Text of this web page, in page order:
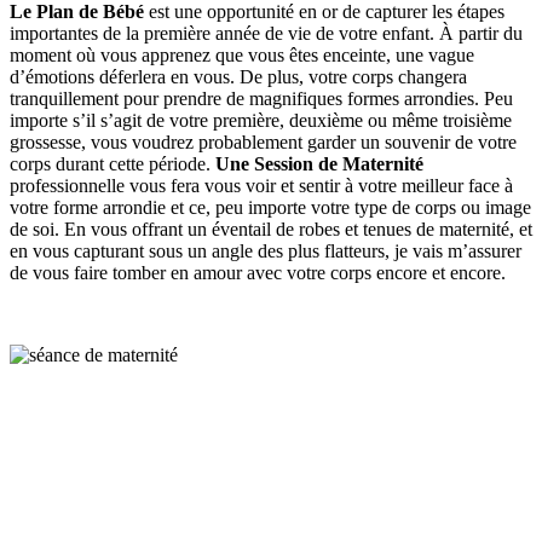
Le Plan de Bébé est une opportunité en or de capturer les étapes
importantes de la première année de vie de votre enfant. À partir du
moment où vous apprenez que vous êtes enceinte, une vague
d’émotions déferlera en vous. De plus, votre corps changera
tranquillement pour prendre de magnifiques formes arrondies. Peu
importe s’il s’agit de votre première, deuxième ou même troisième
grossesse, vous voudrez probablement garder un souvenir de votre
corps durant cette période. Une Session de Maternité
professionnelle vous fera vous voir et sentir à votre meilleur face à
votre forme arrondie et ce, peu importe votre type de corps ou image
de soi. En vous offrant un éventail de robes et tenues de maternité, et
en vous capturant sous un angle des plus flatteurs, je vais m’assurer
de vous faire tomber en amour avec votre corps encore et encore.